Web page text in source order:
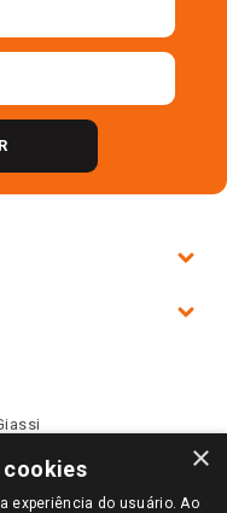
×
cookies
experiência do usuário. Ao